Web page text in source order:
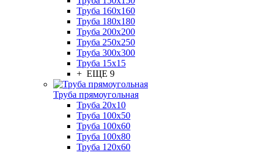
Труба 160x160
Труба 180x180
Труба 200x200
Труба 250x250
Труба 300x300
Труба 15x15
+ ЕЩЕ 9
Труба прямоугольная
Труба 20x10
Труба 100x50
Труба 100x60
Труба 100x80
Труба 120x60